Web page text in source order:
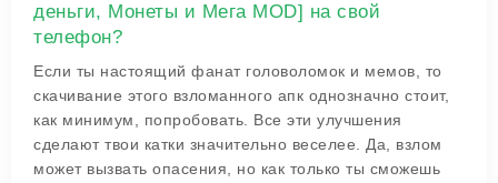
деньги, Монеты и Мега MOD] на свой
телефон?
Если ты настоящий фанат головоломок и мемов, то
скачивание этого взломанного апк однозначно стоит,
как минимум, попробовать. Все эти улучшения
сделают твои катки значительно веселее. Да, взлом
может вызвать опасения, но как только ты сможешь